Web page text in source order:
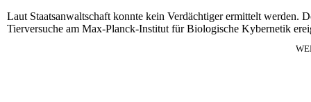
Laut Staatsanwaltschaft konnte kein Verdächtiger ermittelt werden.
Tierversuche am Max-Planck-Institut für Biologische Kybernetik